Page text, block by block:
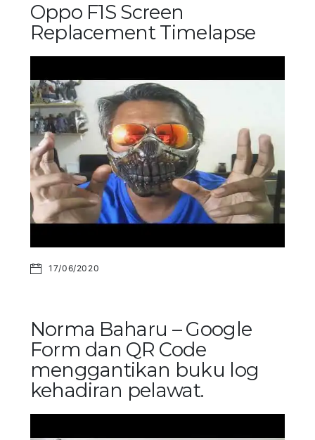
Oppo F1S Screen
Replacement Timelapse
17/06/2020
Norma Baharu – Google
Form dan QR Code
menggantikan buku log
kehadiran pelawat.